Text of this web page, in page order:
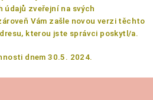
údajů zveřejní na svých
Vám zašle novou verzi těchto
kterou jste správci poskytl/a.
dnem 30.5. 2024.